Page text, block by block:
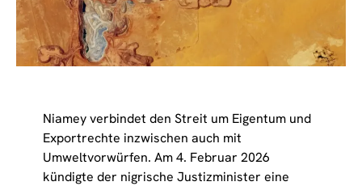
Niamey verbindet den Streit um Eigentum und
Exportrechte inzwischen auch mit
Umweltvorwürfen. Am 4. Februar 2026
kündigte der nigrische Justizminister eine